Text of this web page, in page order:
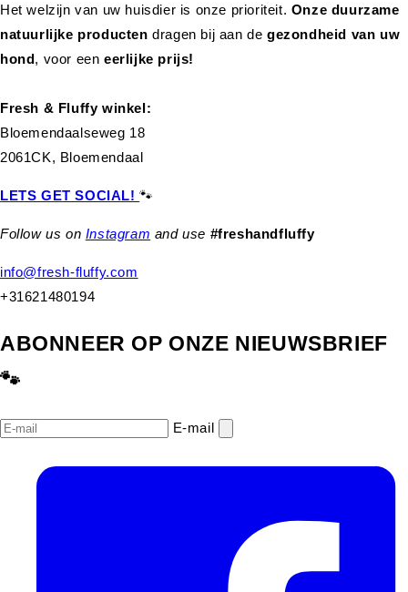
Het welzijn van uw huisdier is onze prioriteit. Onze duurzame
natuurlijke productendragen bij aan de gezondheid van uw
hond, voor eeneerlijke prijs!
Fresh & Fluffy winkel:
Bloemendaalseweg 18
2061CK, Bloemendaal
LETS GET SOCIAL!🐾
Follow us on Instagram and use #freshandfluffy
info@fresh-fluffy.com
+31621480194
ABONNEER OP ONZE NIEUWSBRIEF
🐾
E‑mail